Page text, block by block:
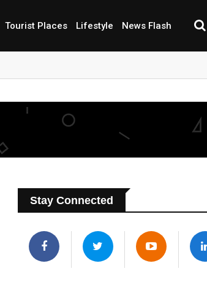
Tourist Places Lifestyle News Flash
Stay Connected